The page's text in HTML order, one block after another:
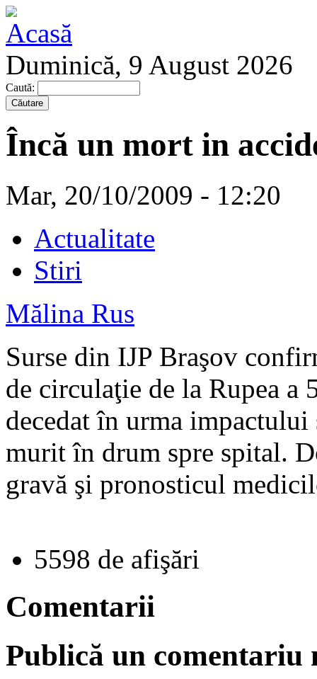
Duminică, 9 August 2026
Caută:
Încă un mort in
Mar, 20/10/2009 - 12:20
Actualitate
Stiri
Mălina Rus
Surse din IJP Braşov
de circulaţie de la Rupea a
decedat în urma
murit în drum spre spital.
gravă şi pronosticul
5598 de afişări
Comentarii
Publică un comentariu